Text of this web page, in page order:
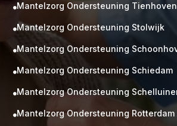
Mantelzorg Ondersteuning
Mantelzorg Ondersteuning Stolwijk
Mantelzorg Ondersteuning
Mantelzorg Ondersteuning Schiedam
Mantelzorg Ondersteuning
Mantelzorg Ondersteuning